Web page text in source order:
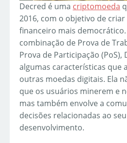
Decred é uma criptomoeda
2016, com o objetivo de
financeiro mais
combinação de Prova de
Prova de Participação (PoS),
algumas características que
outras moedas digitais. Ela
que os usuários minerem e
mas também envolve a
decisões relacionadas ao
desenvolvimento.